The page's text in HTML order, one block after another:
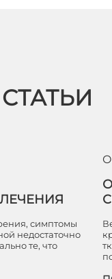
симптомы
недостаточно
те, что